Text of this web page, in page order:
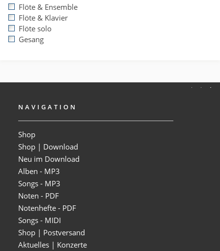
Flöte & Ensemble
Flöte & Klavier
Flöte solo
Gesang
NAVIGATION
Shop
Shop | Download
Neu im Download
Alben - MP3
Songs - MP3
Noten - PDF
Notenhefte - PDF
Songs - MIDI
Shop | Postversand
Aktuelles | Konzerte